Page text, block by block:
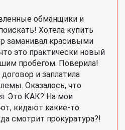
обманщики и
Хотела купить
заманивал красивыми
это практически новый
пробегом. Поверила!
и заплатила
Оказалось, что
Это КАК? На мои
кидают какие-то
смотрит прокуратура?!